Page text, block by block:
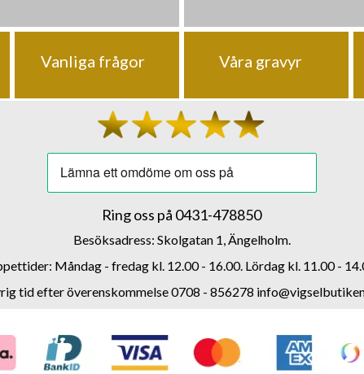
Vanliga frågor Våra gravyr
Ring oss på 0431-478850
Besöksadress: Skolgatan 1, Ängelholm.
Måndag - fredag kl. 12.00 - 16.00. Lördag kl. 11.00 -
tid efter överenskommelse 0708 - 856278